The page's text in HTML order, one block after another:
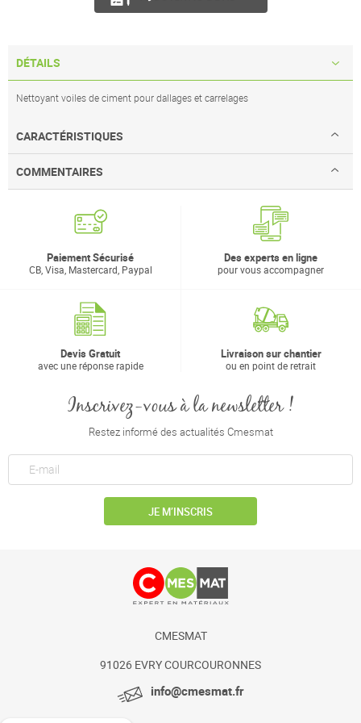
DÉTAILS
Nettoyant voiles de ciment pour dallages et carrelages
CARACTÉRISTIQUES
COMMENTAIRES
Paiement Sécurisé
CB, Visa, Mastercard, Paypal
Des experts en ligne
pour vous accompagner
Devis Gratuit
avec une réponse rapide
Livraison sur chantier
ou en point de retrait
Inscrivez-vous à la newsletter !
Restez informé des actualités Cmesmat
JE M’INSCRIS
CMESMAT
91026 EVRY COURCOURONNES
info@cmesmat.fr